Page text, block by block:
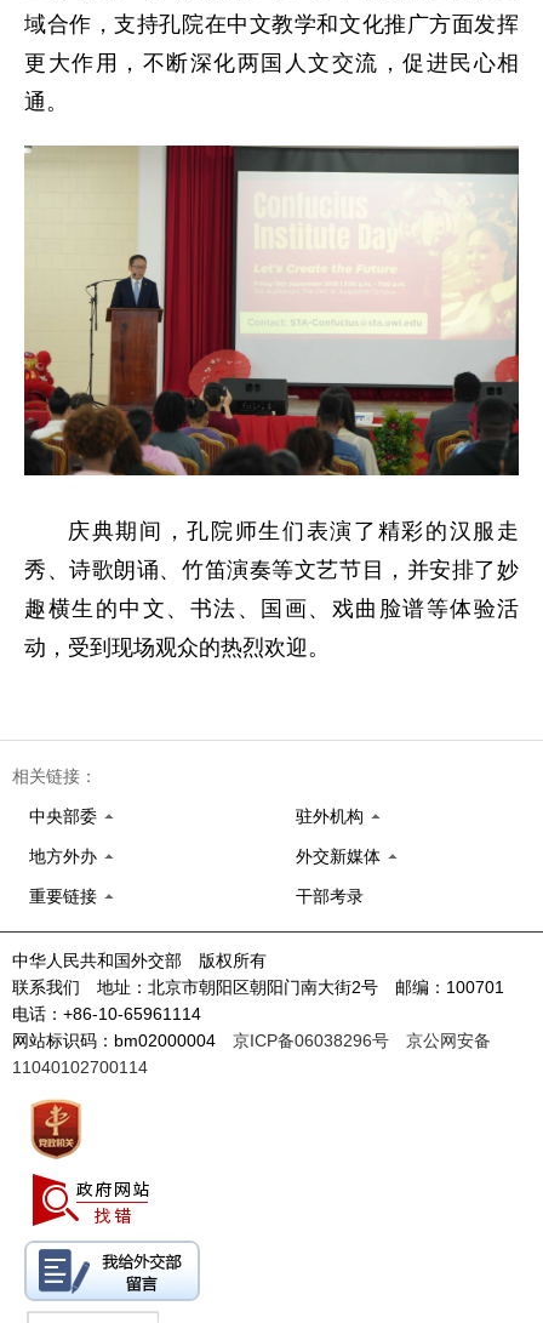
域合作，支持孔院在中文教学和文化推广方面发挥
更大作用，不断深化两国人文交流，促进民心相
通。
庆典期间，孔院师生们表演了精彩的汉服走
秀、诗歌朗诵、竹笛演奏等文艺节目，并安排了妙
趣横生的中文、书法、国画、戏曲脸谱等体验活
动，受到现场观众的热烈欢迎。
相关链接：
中央部委 驻外机构
地方外办 外交新媒体
重要链接 干部考录
中华人民共和国外交部 版权所有
联系我们 地址：北京市朝阳区朝阳门南大街2号 邮编：100701
电话：+86-10-65961114
网站标识码：bm02000004 京ICP备06038296号
京公网安备
11040102700114